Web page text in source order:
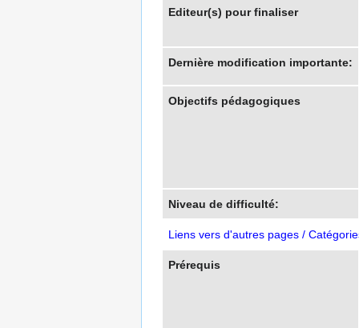
Editeur(s) pour finaliser
Dernière modification importante:
Objectifs pédagogiques
Niveau de difficulté:
Liens vers d'autres pages /
Prérequis